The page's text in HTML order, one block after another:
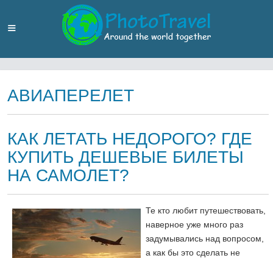
АВИАПЕРЕЛЕТ
КАК ЛЕТАТЬ НЕДОРОГО? ГДЕ
КУПИТЬ ДЕШЕВЫЕ БИЛЕТЫ
НА САМОЛЕТ?
Те кто любит путешествовать,
наверное уже много раз
задумывались над вопросом,
а как бы это сделать не